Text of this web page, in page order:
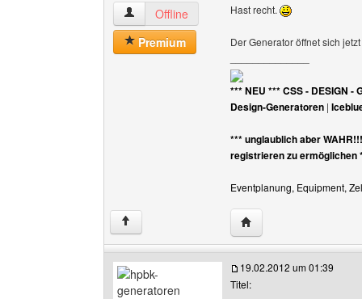
hpbk-generatoren Benutzer-Profile anzeigen
Offline
Premium
Hast recht.
Der Generator öffnet sich
*** NEU *** CSS - DESIGN -
Design-Generatoren |
*** unglaublich aber
registrieren zu ermöglichen
Eventplanung, Equipment,
↑ Website dieses
19.02.2012 um 01:39
Titel: